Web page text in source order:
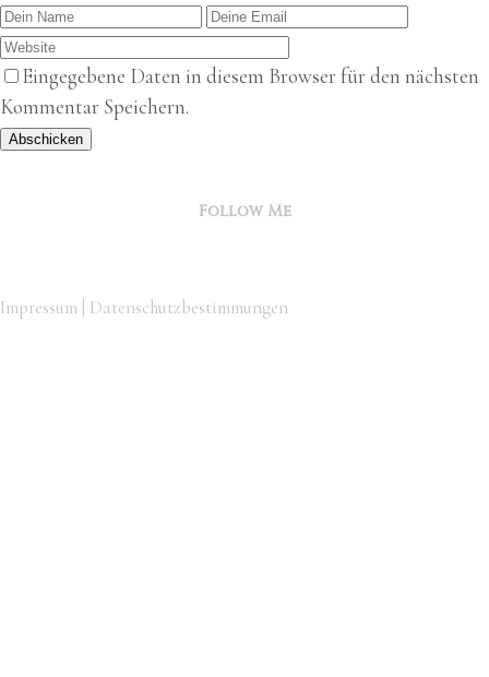
Eingegebene Daten in diesem Browser für den nächsten
Kommentar Speichern.
Abschicken
Follow Me
Impressum Datenschutzbestimmungen